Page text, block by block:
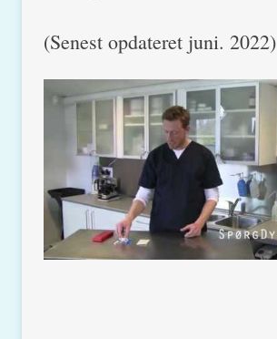
(Senest opdateret juni. 2022)